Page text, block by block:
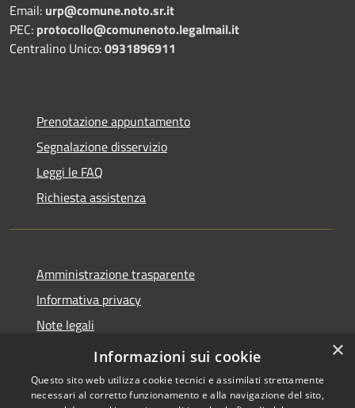
Email: urp@comune.noto.sr.it
PEC: protocollo@comunenoto.legalmail.it
Centralino Unico:0931896911
Prenotazione appuntamento
Segnalazione disservizio
Leggi le FAQ
Richiesta assistenza
Amministrazione trasparente
Informativa privacy
Note legali
Dichiarazione di accessibilità
×
Informazioni sui cookie
Questo sito web utilizza cookie tecnici e assimilati strettamente
necessari al corretto funzionamento e alla navigazione del sito,